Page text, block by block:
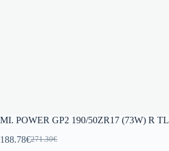
MI. POWER GP2 190/50ZR17 (73W) R TL
271.30€
188.78€